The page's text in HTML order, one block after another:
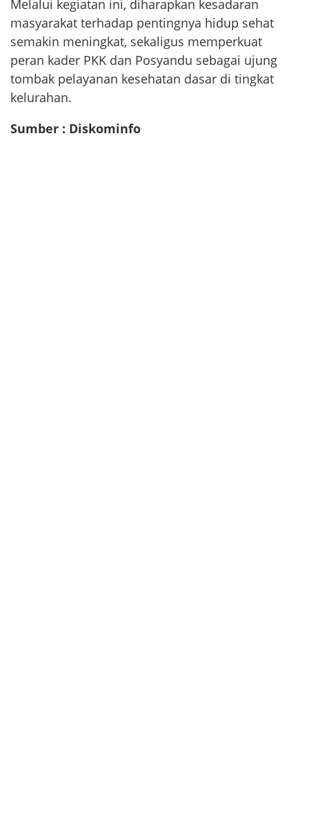
Melalui kegiatan ini, diharapkan kesadaran
masyarakat terhadap pentingnya hidup sehat
semakin meningkat, sekaligus memperkuat
peran kader PKK dan Posyandu sebagai ujung
tombak pelayanan kesehatan dasar di tingkat
kelurahan.
Sumber : Diskominfo